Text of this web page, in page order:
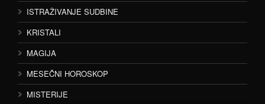
ISTRAŽIVANJE SUDBINE
KRISTALI
MAGIJA
MESEČNI HOROSKOP
MISTERIJE